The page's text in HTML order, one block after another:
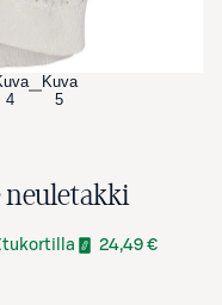
4
Kuva
5
neuletakki
24,49 €